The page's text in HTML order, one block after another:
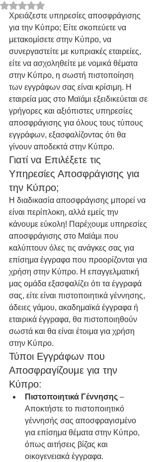
Rated NaN out of 5 stars.
Χρειάζεστε υπηρεσίες αποσφράγισης
για την Κύπρο; Είτε σκοπεύετε να
μετακομίσετε στην Κύπρο, να
συνεργαστείτε με κυπριακές εταιρείες,
είτε να ασχοληθείτε με νομικά θέματα
στην Κύπρο, η σωστή πιστοποίηση
των εγγράφων σας είναι κρίσιμη. Η
εταιρεία μας στο Μαϊάμι εξειδικεύεται σε
γρήγορες και αξιόπιστες υπηρεσίες
αποσφράγισης για όλους τους τύπους
εγγράφων, εξασφαλίζοντας ότι θα
γίνουν αποδεκτά στην Κύπρο.
Γιατί να Επιλέξετε τις
Υπηρεσίες Αποσφράγισης για
την Κύπρο;
Η διαδικασία αποσφράγισης μπορεί να
είναι περίπλοκη, αλλά εμείς την
κάνουμε εύκολη! Παρέχουμε υπηρεσίες
αποσφράγισης στο Μαϊάμι που
καλύπτουν όλες τις ανάγκες σας για
επίσημα έγγραφα που προορίζονται για
χρήση στην Κύπρο. Η επαγγελματική
μας ομάδα εξασφαλίζει ότι τα έγγραφά
σας, είτε είναι πιστοποιητικά γέννησης,
άδειες γάμου, ακαδημαϊκά έγγραφα ή
εταιρικά έγγραφα, θα πιστοποιηθούν
σωστά και θα είναι έτοιμα για χρήση
στην Κύπρο.
Τύποι Εγγράφων που
Αποσφραγίζουμε για την
Κύπρο:
Πιστοποιητικά Γέννησης –
Αποκτήστε το πιστοποιητικό
γέννησής σας αποσφραγισμένο
για επίσημα θέματα στην Κύπρο,
όπως αιτήσεις βίζας και
οικογενειακά έγγραφα.